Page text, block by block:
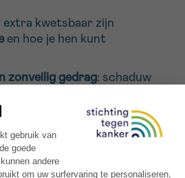
extra kwetsbaar zijn
en hoe je hen kunt
zonveilig gedrag: schaduw
voor kinderen van 6 tot
te leren over de zon.
zonnepreventie te